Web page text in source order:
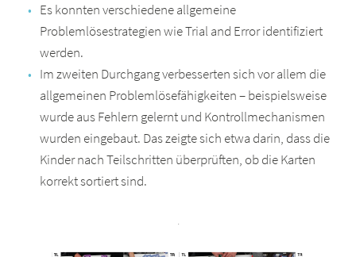
Es konnten verschiedene allgemeine
Problemlösestrategien wie Trial and Error identifiziert
werden.
Im zweiten Durchgang verbesserten sich vor allem die
allgemeinen Problemlösefähigkeiten – beispielsweise
wurde aus Fehlern gelernt und Kontrollmechanismen
wurden eingebaut. Das zeigte sich etwa darin, dass die
Kinder nach Teilschritten überprüften, ob die Karten
korrekt sortiert sind.